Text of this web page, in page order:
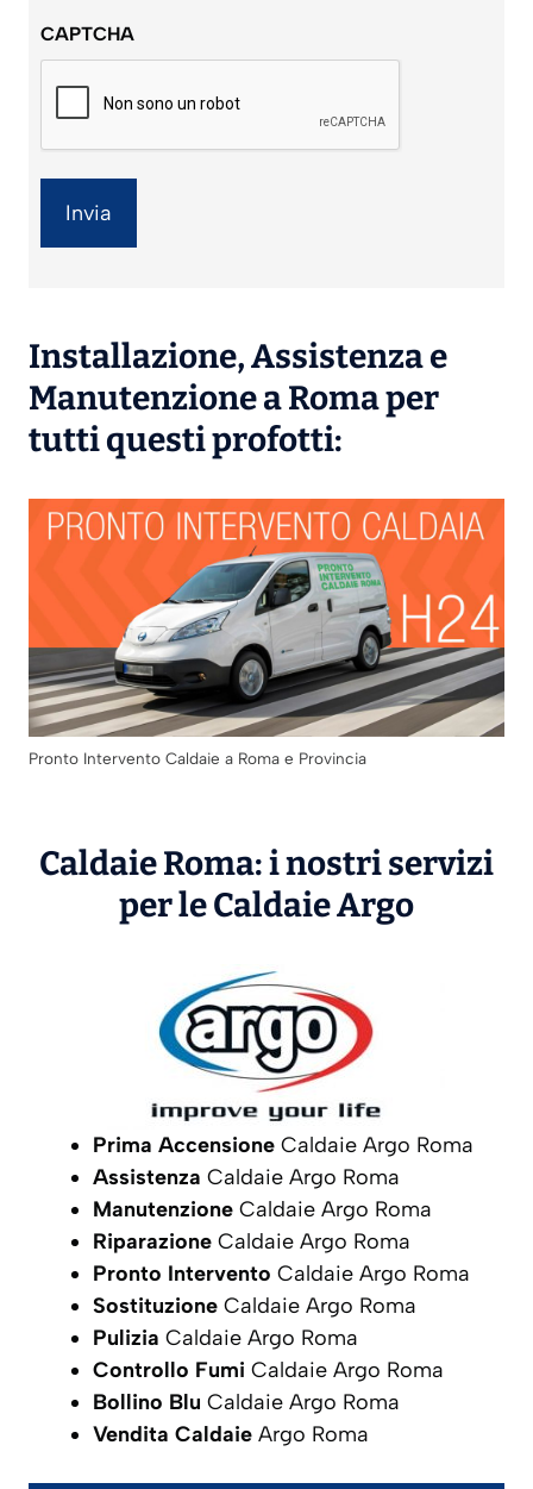
privacy
CAPTCHA
Installazione,Assistenzae
Manutenzionea Roma per
tutti questi profotti:
Pronto Intervento Caldaie a Roma e Provincia
Caldaie Roma: i nostri servizi
per le CaldaieArgo
Prima Accensione Caldaie Argo Roma
Assistenza Caldaie Argo Roma
Manutenzione Caldaie Argo Roma
Riparazione Caldaie Argo Roma
Pronto Intervento Caldaie Argo Roma
Sostituzione Caldaie Argo Roma
Pulizia Caldaie Argo Roma
Controllo Fumi Caldaie Argo Roma
Bollino Blu Caldaie Argo Roma
Vendita Caldaie Argo Roma